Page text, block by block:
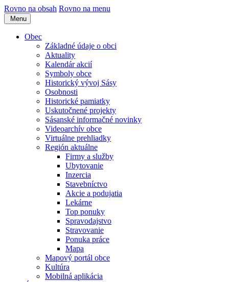
Rovno na obsah Rovno na menu
Menu
Obec
Základné údaje o obci
Aktuality
Kalendár akcií
Symboly obce
Historický vývoj Sásy
Osobnosti
Historické pamiatky
Uskutočnené projekty
Sásanské informačné novinky
Videoarchív obce
Virtuálne prehliadky
Región aktuálne
Firmy a služby
Ubytovanie
Inzercia
Stavebníctvo
Akcie a podujatia
Lekárne
Top ponuky
Spravodajstvo
Stravovanie
Ponuka práce
Mapa
Mapový portál obce
Kultúra
Mobilná aplikácia